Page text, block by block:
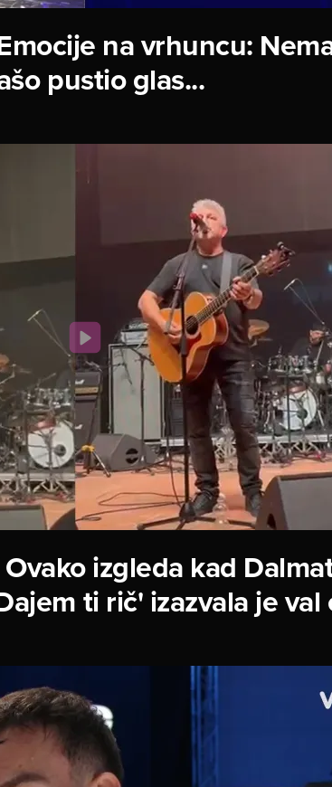
na vrhuncu:
pustio glas...
Ovako izgleda kad
ti rič' izazvala je val